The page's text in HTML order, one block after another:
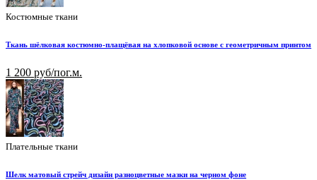
Костюмные ткани
Ткань шёлковая костюмно-плащёвая на хлопковой основе с геометричным принтом
1 200 руб/пог.м.
Плательные ткани
Шелк матовый стрейч дизайн разноцветные мазки на черном фоне